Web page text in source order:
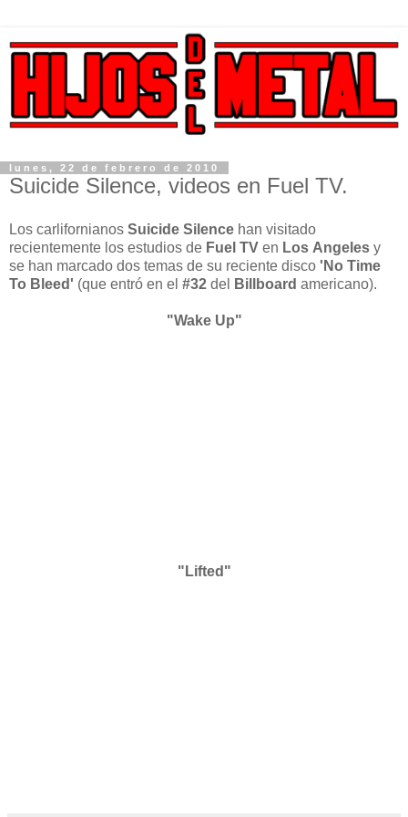
lunes, 22 de febrero de 2010
Suicide Silence, videos en Fuel TV.
Los carlifornianos Suicide Silence han visitado
recientemente los estudios de Fuel TV en Los Angeles y
se han marcado dos temas de su reciente disco 'No Time
To Bleed' (que entró en el #32 del Billboard americano).
"Wake Up"
"Lifted"